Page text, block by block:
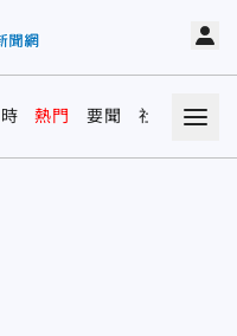
熱門 要聞 社會 娛樂